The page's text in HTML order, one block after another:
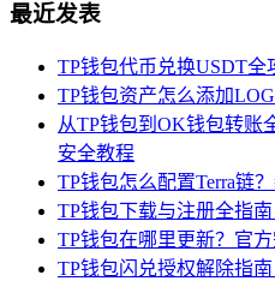
最近发表
TP钱包代币兑换USDT
TP钱包资产怎么添加
从TP钱包到OK钱包转账
安全教程
TP钱包怎么配置Terra链
TP钱包下载与注册全指
TP钱包在哪里更新？官
TP钱包闪兑授权解除指